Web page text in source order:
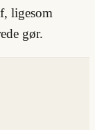
ligesom
gør.